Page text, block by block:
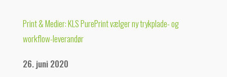
Print & Medier: KLS PurePrint vælger ny trykplade- og
workflow-leverandør
26. juni 2020